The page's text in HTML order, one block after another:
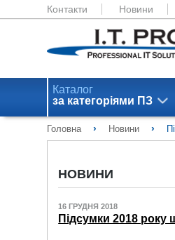
Контакти Новини
Каталог
за категоріями ПЗ
Головна › Новини ›
НОВИНИ
16 ГРУДНЯ 2018
Підсумки 2018 року